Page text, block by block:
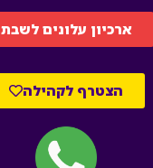
ארכיון עלונים לשבת
הצטרף לקהילה